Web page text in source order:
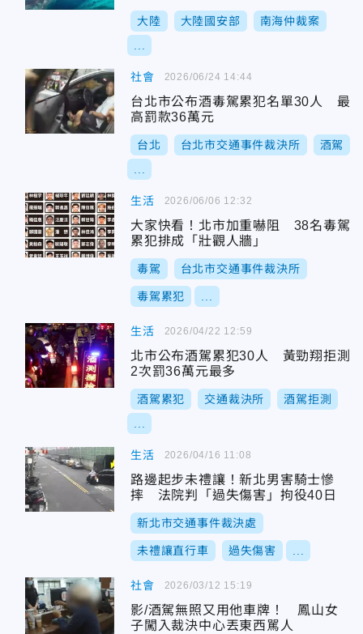
大陸 大陸國安部 南海仲裁案
社會
台北市公布酒毒駕累犯名單30人 最
高罰款36萬元
台北 台北市交通事件裁決所 酒駕
2026/06/24 14:44
生活
大家快看！北市加重嚇阻 38名毒駕
累犯排成「壯觀人牆」
毒駕 台北市交通事件裁決所
毒駕累犯
2026/06/06 12:32
生活
北市公布酒駕累犯30人 黃勁翔拒測
2次罰36萬元最多
酒駕累犯 交通裁決所 酒駕拒測
2026/04/22 12:59
生活
路邊起步未禮讓！新北男害騎士慘
摔 法院判「過失傷害」拘役40日
新北市交通事件裁決處
未禮讓直行車 過失傷害
2026/04/16 11:08
社會
影/酒駕無照又用他車牌！ 鳳山女
子闖入裁決中心丟東西駡人
2026/03/12 15:19